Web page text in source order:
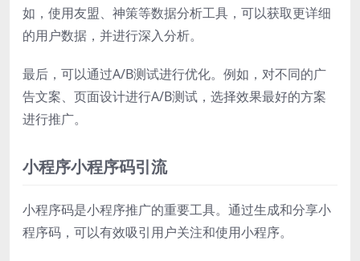
如，使用友盟、神策等数据分析工具，可以获取更详细
的用户数据，并进行深入分析。
最后，可以通过A/B测试进行优化。例如，对不同的广
告文案、页面设计进行A/B测试，选择效果最好的方案
进行推广。
小程序小程序码引流
小程序码是小程序推广的重要工具。通过生成和分享小
程序码，可以有效吸引用户关注和使用小程序。